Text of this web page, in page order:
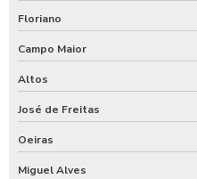
Floriano
Campo Maior
Altos
José de Freitas
Oeiras
Miguel Alves